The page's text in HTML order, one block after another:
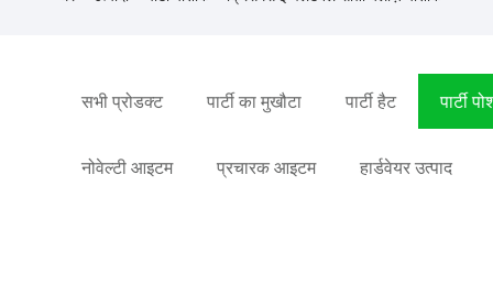
सभी प्रोडक्ट पार्टी का मुखौटा पार्टी हैट पार्टी
नोवेल्टी आइटम प्रचारक आइटम हार्डवेयर उत्पाद